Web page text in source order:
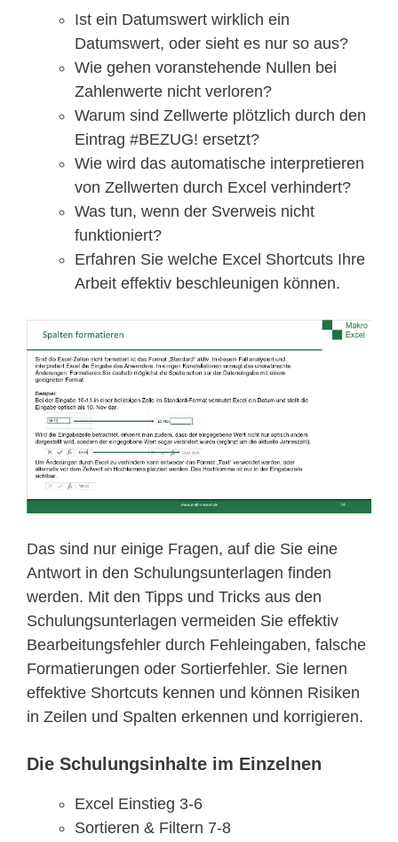
Ist ein Datumswert wirklich ein
Datumswert, oder sieht es nur so aus?
Wie gehen voranstehende Nullen bei
Zahlenwerte nicht verloren?
Warum sind Zellwerte plötzlich durch den
Eintrag #BEZUG! ersetzt?
Wie wird das automatische interpretieren
von Zellwerten durch Excel verhindert?
Was tun, wenn der Sverweis nicht
funktioniert?
Erfahren Sie welche Excel Shortcuts Ihre
Arbeit effektiv beschleunigen können.
Das sind nur einige Fragen, auf die Sie eine
Antwort in den Schulungsunterlagen finden
werden. Mit den Tipps und Tricks aus den
Schulungsunterlagen vermeiden Sie effektiv
Bearbeitungsfehler durch Fehleingaben, falsche
Formatierungen oder Sortierfehler. Sie lernen
effektive Shortcuts kennen und können Risiken
in Zeilen und Spalten erkennen und korrigieren.
Die Schulungsinhalte im Einzelnen
Excel Einstieg 3-6
Sortieren & Filtern 7-8